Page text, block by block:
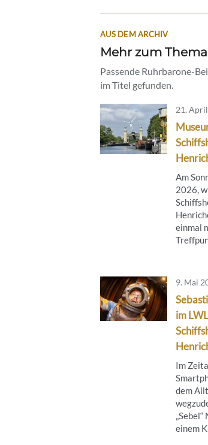
AUS DEM ARCHIV
Mehr zum Thema
Passende Ruhrbarone-
im Titel gefunden.
21.
Am
2026,
einmal
9. Mai
im
Im
dem
einem